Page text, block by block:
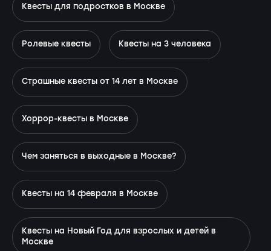
Квесты для подростков в Москве
Ролевые квесты Квесты на 3 человека
Страшные квесты от 14 лет в Москве
Хоррор-квесты в Москве
Чем заняться в выходные в Москве?
Квесты на 14 февраля в Москве
Квесты на Новый Год для взрослых и детей в
Москве